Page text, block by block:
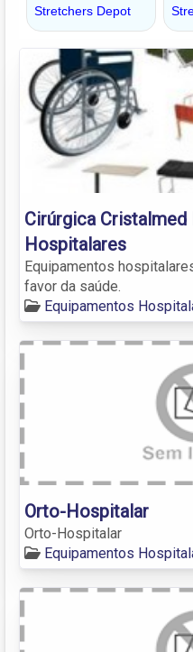
Cirúrgica
Hospitalares
Equipamentos
favor da saúde.
Equipamentos
Orto-Hospitalar
Orto-Hospitalar
Equipamentos